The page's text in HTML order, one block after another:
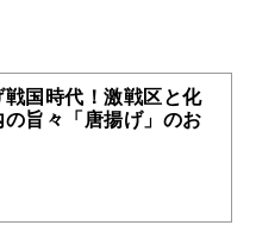
戦国時代！激戦区と化
の旨々「唐揚げ」のお